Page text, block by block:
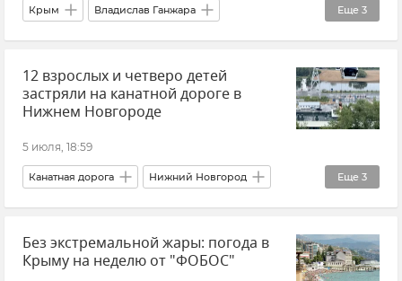
Еще 3
Крым Владислав Ганжара
Предпринимательство Новости
Новости Крыма
12 взрослых и четверо детей
застряли на канатной дороге в
Нижнем Новгороде
5 июля, 18:59
Еще 3
Канатная дорога Нижний Новгород
Происшествия
Без экстремальной жары: погода в
Крыму на неделю от "ФОБОС"